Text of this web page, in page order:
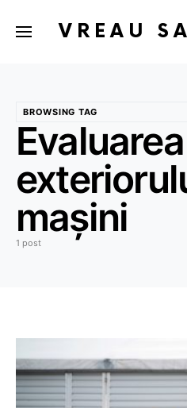
VREAU
BROWSING TAG
Evaluarea
mașini
1 post